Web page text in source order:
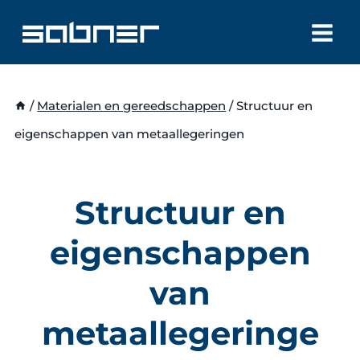
naar
inhoud
/ Materialen en gereedschappen / Structuur en
eigenschappen van metaallegeringen
Structuur en
eigenschappen
van
metaallegeringe